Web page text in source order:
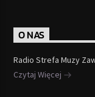
O NAS
Radio Strefa Muzy
Czytaj Więcej